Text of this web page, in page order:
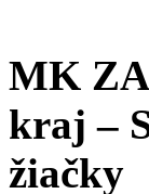
MK
kraj –
žiačky